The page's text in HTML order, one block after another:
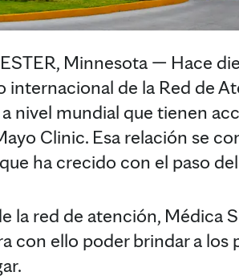
Minnesota — Hace
de la Red de
nivel mundial que tienen
Clinic. Esa relación se
ha crecido con el paso
la red de atención, Médica
con ello poder brindar a los